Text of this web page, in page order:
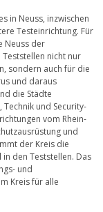
in Neuss, inzwischen
Testeinrichtung. Für
Neuss der
nicht nur
sondern auch für die
und daraus
die Städte
und Security-
vom Rhein-
und
der Kreis die
den Teststellen. Das
und
Kreis für alle